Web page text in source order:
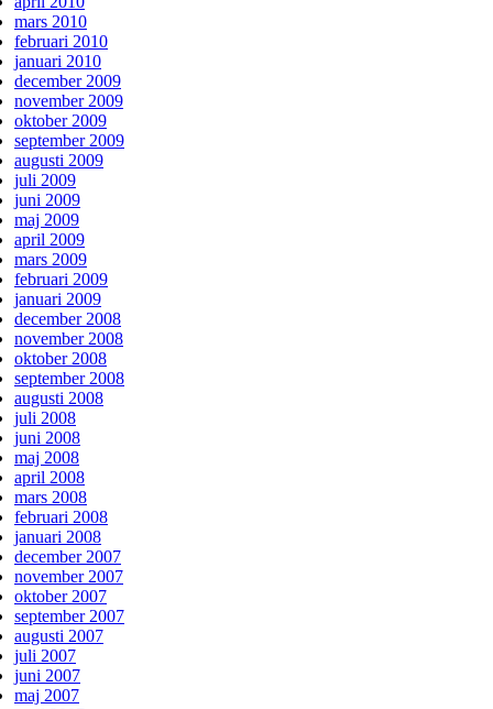
mars 2010
februari 2010
januari 2010
december 2009
november 2009
oktober 2009
september 2009
augusti 2009
juli 2009
juni 2009
maj 2009
april 2009
mars 2009
februari 2009
januari 2009
december 2008
november 2008
oktober 2008
september 2008
augusti 2008
juli 2008
juni 2008
maj 2008
april 2008
mars 2008
februari 2008
januari 2008
december 2007
november 2007
oktober 2007
september 2007
augusti 2007
juli 2007
juni 2007
maj 2007